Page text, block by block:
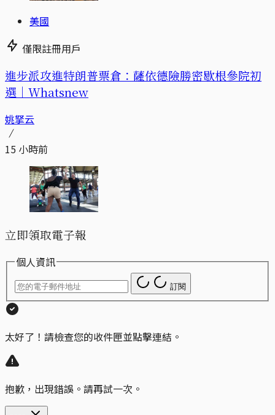
美國
僅限註冊用戶
進步派攻進特朗普票倉：薩依德險勝密歇根參院初
選｜Whatsnew
姚拏云
15 小時前
立即領取電子報
個人資訊
訂閱
太好了！請檢查您的收件匣並點擊連結。
抱歉，出現錯誤。請再試一次。